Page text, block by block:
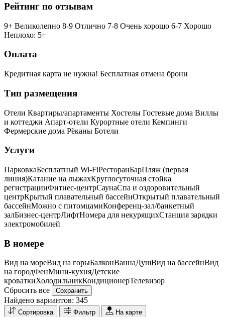
Рейтинг по отзывам
9+ Великолепно 8-9 Отлично 7-8 Очень хорошо 6-7 Хорошо
Неплохо: 5+
Оплата
Кредитная карта не нужна! Бесплатная отмена брони
Тип размещения
Отели Квартиры/апартаменты Хостелы Гостевые дома Виллы
и коттеджи Апарт-отели Курортные отели Кемпинги
Фермерские дома Рёканы Ботели
Услуги
ПарковкаБесплатный Wi-FiРесторанБарПляж (первая
линия)Катание на лыжахКруглосуточная стойка
регистрацииФитнес-центрСаунаСпа и оздоровительный
центрКрытый плавательный бассейнОткрытый плавательный
бассейнМожно с питомцамиКонференц-зал/банкетный
залБизнес-центрЛифтНомера для некурящихCтанция зарядки
электромобилей
В номере
Вид на мореВид на горыБалконВаннаДушВид на бассейнВид
на городФенМини-кухняДетские
кроваткиХолодильникКондиционерТелевизор
Сбросить все
Сохранить
Найдено вариантов: 345
Сортировка Фильтр На карте